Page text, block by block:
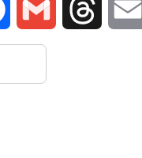
Facebook Gmail Threads